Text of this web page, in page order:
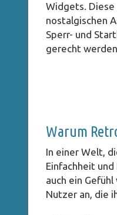
Widgets.
nostalgischen
Sperr- und
gerecht
Warum
In einer Welt,
Einfachheit
auch ein
Nutzer an, die